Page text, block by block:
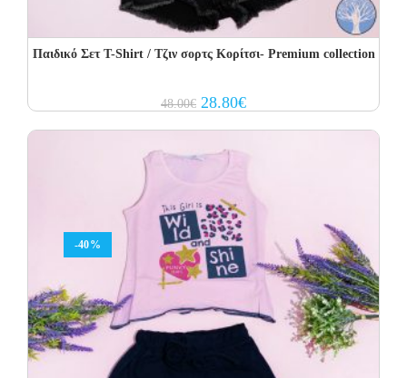
Παιδικό Σετ T-Shirt / Τζιν σορτς Κορίτσι- Premium collection
48.00€ Original
price
28.80€Current
price
-40%